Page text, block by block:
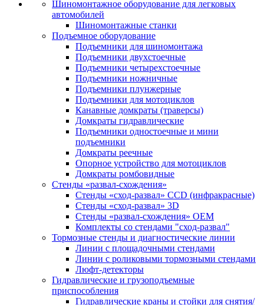
Шиномонтажное оборудование для легковых
автомобилей
Шиномонтажные станки
Подъемное оборудование
Подъемники для шиномонтажа
Подъемники двухстоечные
Подъемники четырехстоечные
Подъемники ножничные
Подъемники плунжерные
Подъемники для мотоциклов
Канавные домкраты (траверсы)
Домкраты гидравлические
Подъемники одностоечные и мини
подъемники
Домкраты реечные
Опорное устройство для мотоциклов
Домкраты ромбовидные
Стенды «развал-схождения»
Стенды «сход-развал» CCD (инфракрасные)
Стенды «сход-развал» 3D
Стенды «развал-схождения» ОЕМ
Комплекты со стендами "сход-развал"
Тормозные стенды и диагностические линии
Линии с площадочными стендами
Линии с роликовыми тормозными стендами
Люфт-детекторы
Гидравлические и грузоподъемные
приспособления
Гидравлические краны и стойки для снятия/